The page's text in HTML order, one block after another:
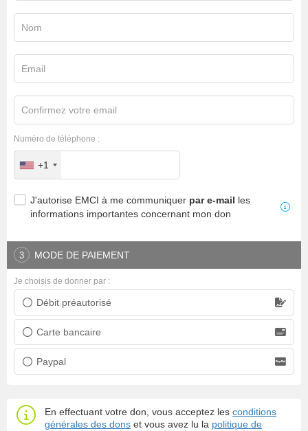
Nom
Email
Confirmez votre email
Numéro de téléphone :
+1
J'autorise EMCI à me communiquer par e-mail les
informations importantes concernant mon don
3 MODE DE PAIEMENT
Débit préautorisé
Prélèvement bancaire
Carte bancaire
Carte bancaire
Paypal
Paypal
Je choisis de donner par :
En effectuant votre don, vous acceptez les conditions
générales des dons et vous avez lu la politique de